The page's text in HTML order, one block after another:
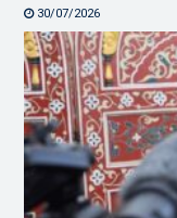
30/07/2026